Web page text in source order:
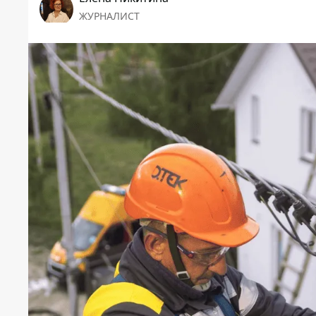
ЖУРНАЛИСТ